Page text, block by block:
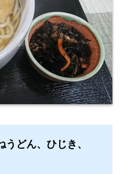
どん、ひじき、